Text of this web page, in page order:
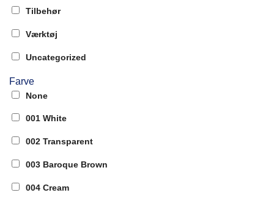
Tilbehør
Værktøj
Uncategorized
Farve
None
001 White
002 Transparent
003 Baroque Brown
004 Cream